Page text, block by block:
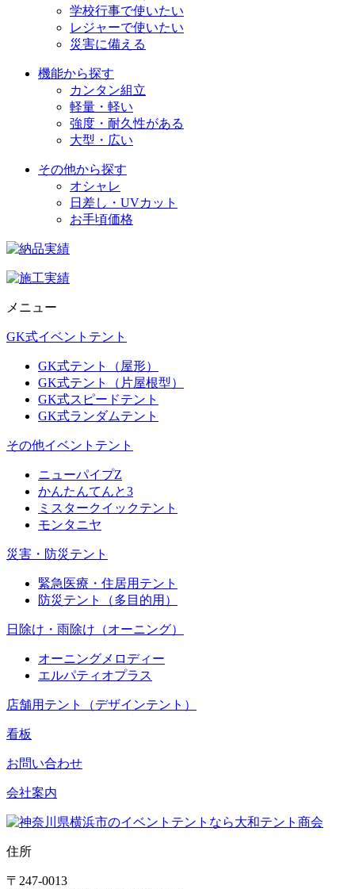
学校行事で使いたい
レジャーで使いたい
災害に備える
機能から探す
カンタン組立
軽量・軽い
強度・耐久性がある
大型・広い
その他から探す
オシャレ
日差し・UVカット
お手頃価格
メニュー
GK式イベントテント
GK式テント（屋形）
GK式テント（片屋根型）
GK式スピードテント
GK式ランダムテント
その他イベントテント
ニューパイプZ
かんたんてんと3
ミスタークイックテント
モンタニヤ
災害・防災テント
緊急医療・住居用テント
防災テント（多目的用）
日除け・雨除け（オーニング）
オーニングメロディー
エルパティオプラス
店舗用テント（デザインテント）
看板
お問い合わせ
会社案内
住所
〒247-0013